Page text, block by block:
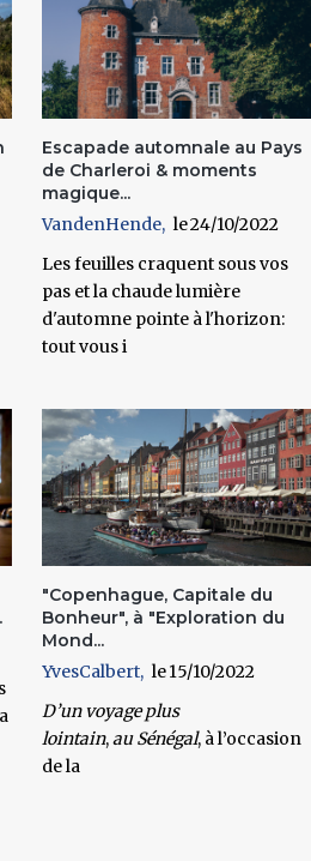
Escapade automnale au Pays
de Charleroi & moments
magique...
VandenHende
24/10/2022
Les feuilles craquent sous vos
pas et la chaude lumière
d'automne pointe à l'horizon:
tout vous i
"Copenhague, Capitale du
Bonheur", à "Exploration du
Mond...
YvesCalbert
15/10/2022
D’un voyage plus
lointain,auSénégal, à l’occasion
de la